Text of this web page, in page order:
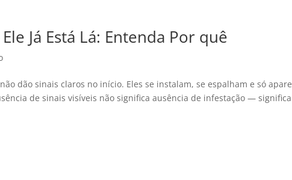
Já Está Lá: Entenda Por quê
dão sinais claros no início. Eles se instalam, se espalham e só
de sinais visíveis não significa ausência de infestação —